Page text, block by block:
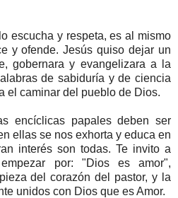
escucha y respeta, es al mismo
y ofende. Jesús quiso dejar un
gobernara y evangelizara a la
de sabiduría y de ciencia
el caminar del pueblo de Dios.
encíclicas papales deben ser
ellas se nos exhorta y educa en
interés son todas. Te invito a
por: "Dios es amor",
del corazón del pastor, y la
unidos con Dios que es Amor.